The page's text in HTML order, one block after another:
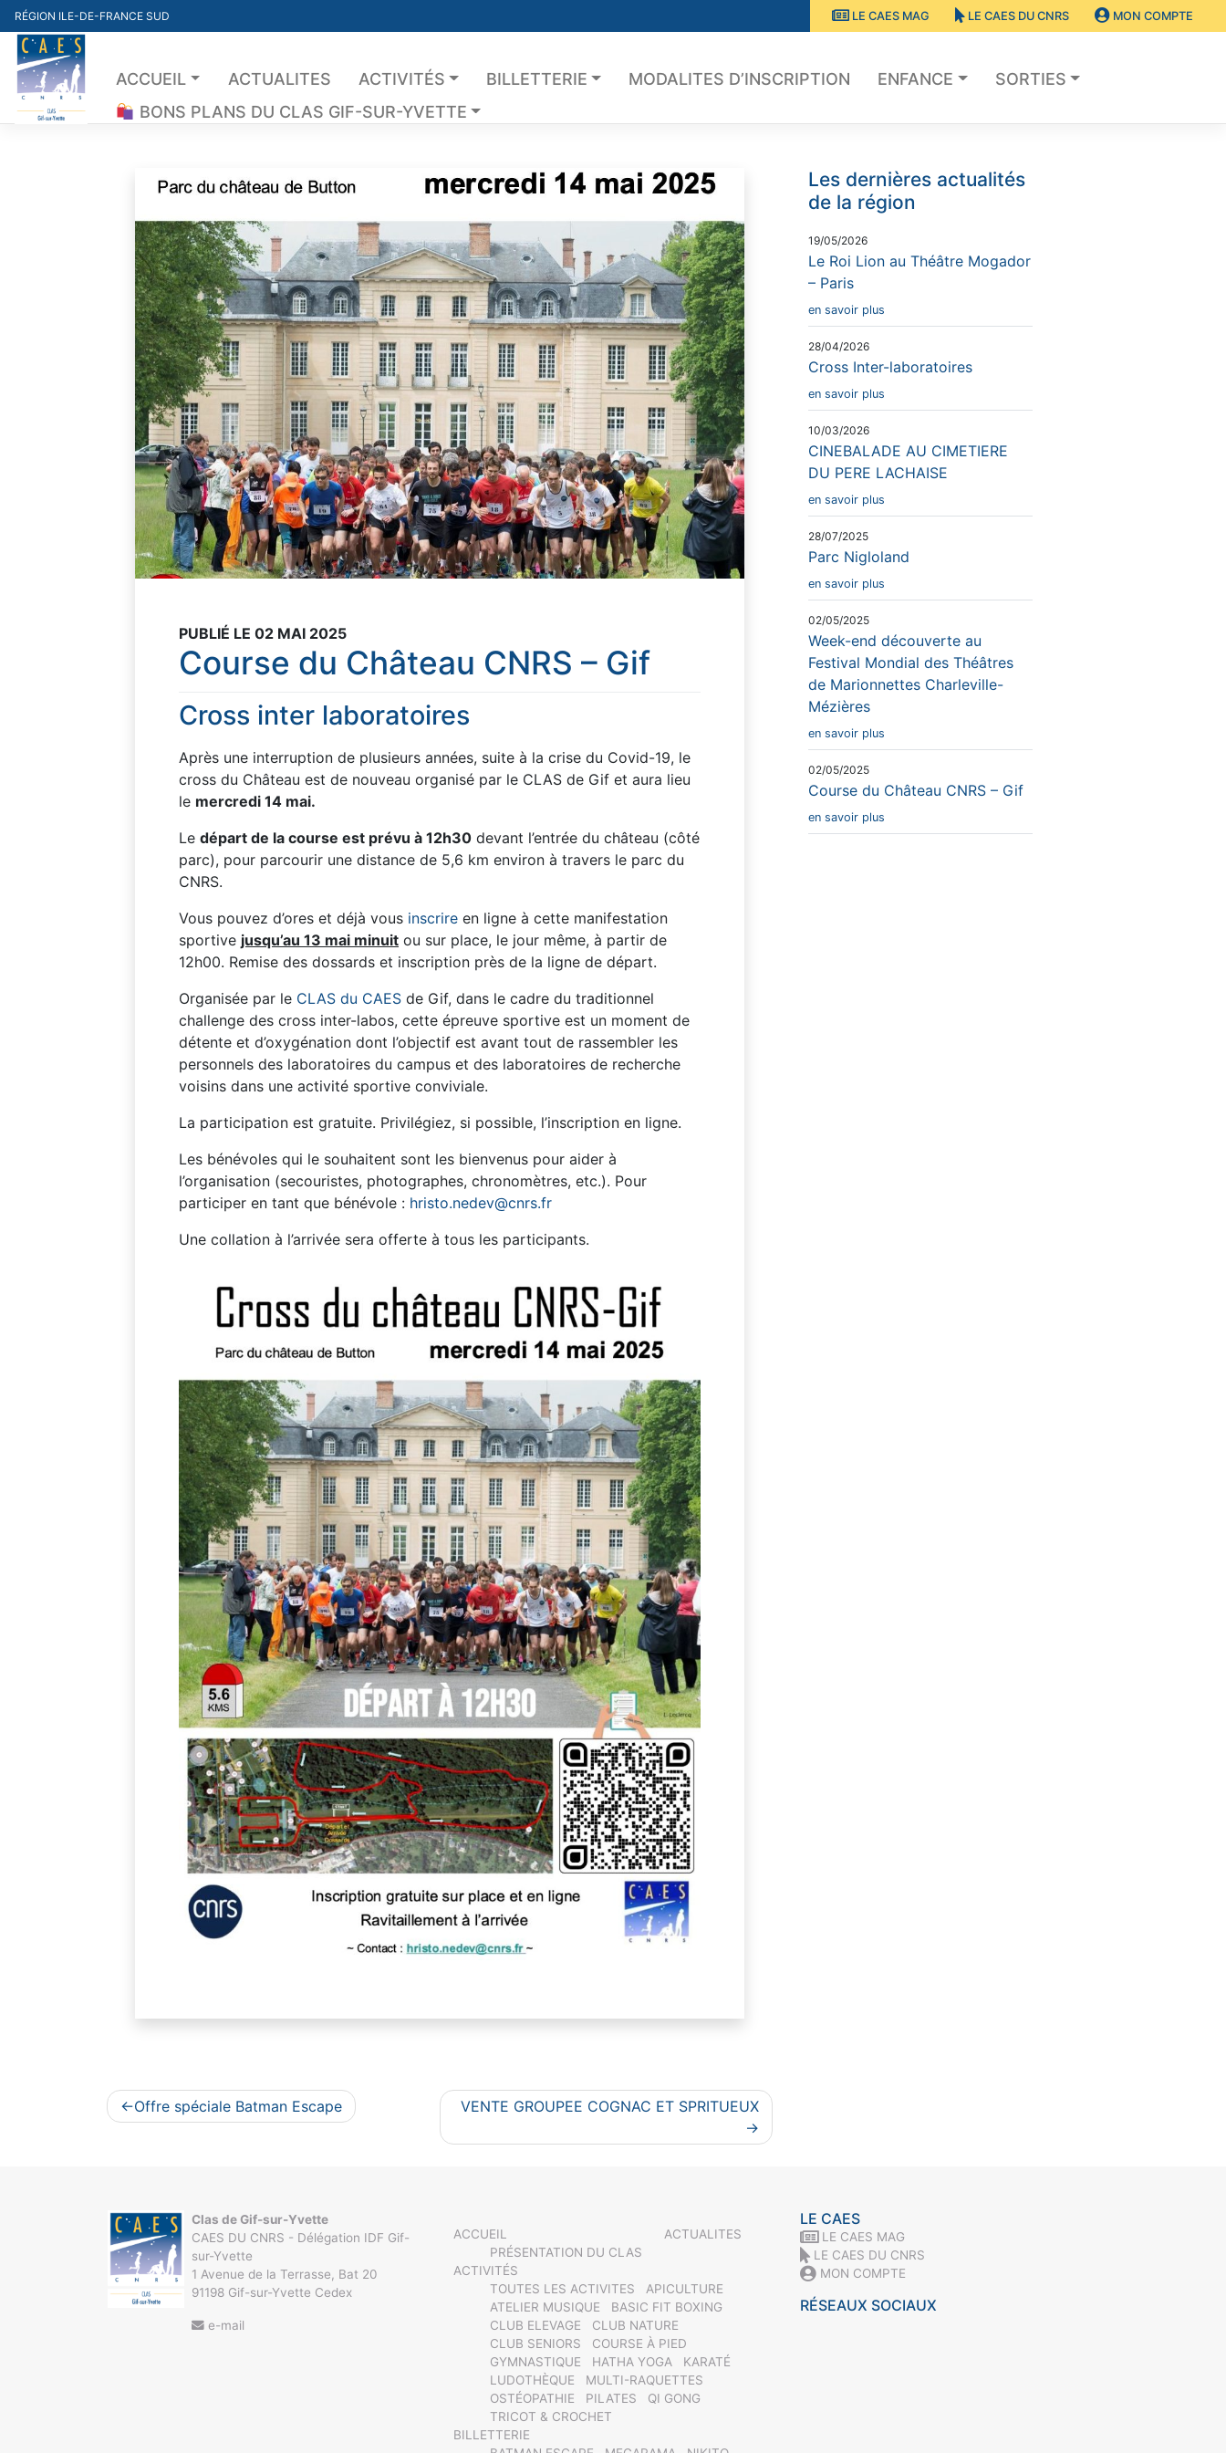
Skip
to
content
RÉGION ILE-DE-FRANCE SUD LE CAES MAG LE CAES DU CNRS MON COMPTE
ACCUEIL ACTUALITES ACTIVITÉS BILLETTERIE MODALITES D’INSCRIPTION ENFANCE
SORTIES
BONS PLANS DU CLAS GIF-SUR-YVETTE
PUBLIÉ LE 02 MAI 2025
Course du Château CNRS – Gif
Cross inter laboratoires
Après une interruption de plusieurs années, suite à la crise du Covid-19, le
cross du Château est de nouveau organisé par le CLAS de Gif et aura lieu
le mercredi 14 mai.
Le départ de la course est prévu à 12h30 devant l’entrée du château (côté
parc), pour parcourir une distance de 5,6 km environ à travers le parc du
CNRS.
Vous pouvez d’ores et déjà vous inscrire en ligne à cette manifestation
sportive jusqu’au 13 mai minuit ou sur place, le jour même, à partir de
12h00. Remise des dossards et inscription près de la ligne de départ.
Organisée par le CLAS du CAES de Gif, dans le cadre du traditionnel
challenge des cross inter-labos, cette épreuve sportive est un moment de
détente et d’oxygénation dont l’objectif est avant tout de rassembler les
personnels des laboratoires du campus et des laboratoires de recherche
voisins dans une activité sportive conviviale.
La participation est gratuite. Privilégiez, si possible, l’inscription en ligne.
Les bénévoles qui le souhaitent sont les bienvenus pour aider à
l’organisation (secouristes, photographes, chronomètres, etc.). Pour
participer en tant que bénévole : hristo.nedev@cnrs.fr
Une collation à l’arrivée sera offerte à tous les participants.
Navigation
Offre spéciale Batman Escape VENTE GROUPEE COGNAC ET SPRITUEUX
Les dernières actualités
de la région
19/05/2026
Le Roi Lion au Théâtre Mogador
– Paris
en savoir plus
28/04/2026
Cross Inter-laboratoires
en savoir plus
10/03/2026
CINEBALADE AU CIMETIERE
DU PERE LACHAISE
en savoir plus
28/07/2025
Parc Nigloland
en savoir plus
02/05/2025
Week-end découverte au
Festival Mondial des Théâtres
de Marionnettes Charleville-
Mézières
en savoir plus
02/05/2025
Course du Château CNRS – Gif
en savoir plus
Clas de Gif-sur-Yvette
CAES DU CNRS - Délégation IDF Gif-
sur-Yvette
1 Avenue de la Terrasse, Bat 20
91198 Gif-sur-Yvette Cedex
e-mail
ACCUEIL
PRÉSENTATION DU CLAS
ACTUALITES
ACTIVITÉS
TOUTES LES ACTIVITES
APICULTURE
ATELIER MUSIQUE
BASIC FIT BOXING
CLUB ELEVAGE
CLUB NATURE
CLUB SENIORS
COURSE À PIED
GYMNASTIQUE
HATHA YOGA
KARATÉ
LUDOTHÈQUE
MULTI-RAQUETTES
OSTÉOPATHIE
PILATES
QI GONG
TRICOT & CROCHET
BILLETTERIE
LE CAES
LE CAES MAG
LE CAES DU CNRS
MON COMPTE
RÉSEAUX SOCIAUX